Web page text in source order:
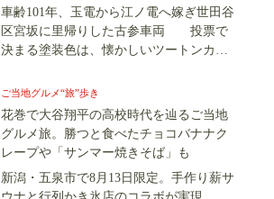
車齢101年、玉電から江ノ電へ嫁ぎ世田谷
区宮坂に里帰りした古参車両 投票で
決まる塗装色は、懐かしいツートンカラ
ご当地グルメ“旅”歩き
花巻で大谷翔平の高校時代を辿るご当地
グルメ旅。勝つと食べたチョコバナナク
レープや「サンマー焼きそば」も
新潟・五泉市で8月13日限定。手作り薪サ